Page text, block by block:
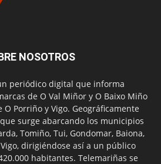
NOSOTROS
periódico digital que informa
de O Val Miñor y O Baixo Miño
O Porriño y Vigo. Geográficamente
surge abarcando los municipios
Tomiño, Tui, Gondomar, Baiona,
dirigiéndose así a un público
habitantes. Telemariñas se